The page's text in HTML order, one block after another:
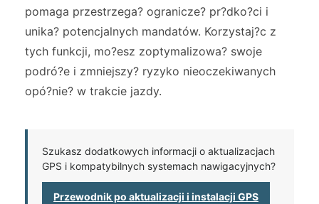
pomaga przestrzega? ogranicze? pr?dko?ci i
unika? potencjalnych mandatów. Korzystaj?c z
tych funkcji, mo?esz zoptymalizowa? swoje
podró?e i zmniejszy? ryzyko nieoczekiwanych
opó?nie? w trakcie jazdy.
Szukasz dodatkowych informacji o aktualizacjach
GPS i kompatybilnych systemach nawigacyjnych?
Przewodnik po aktualizacji i instalacji GPS